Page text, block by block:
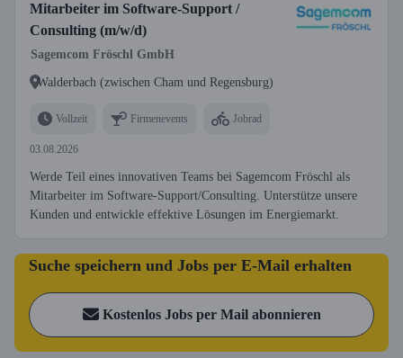
Mitarbeiter im Software-Support /
Consulting (m/w/d)
Sagemcom Fröschl GmbH
Walderbach (zwischen Cham und Regensburg)
Vollzeit Firmenevents Jobrad
03.08.2026
Werde Teil eines innovativen Teams bei Sagemcom Fröschl als
Mitarbeiter im Software-Support/Consulting. Unterstütze unsere
Kunden und entwickle effektive Lösungen im Energiemarkt.
Suche speichern und Jobs per E-Mail erhalten
Kostenlos Jobs per Mail abonnieren